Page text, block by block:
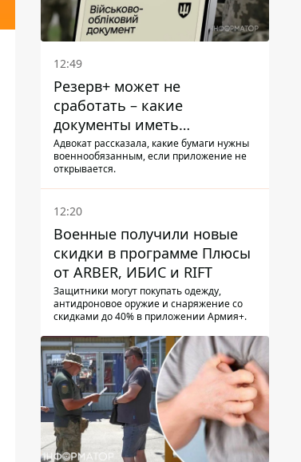
12:49
Резерв+ может не
сработать – какие
документы иметь
мужчинам, чтобы не
попасть в ТЦК
Адвокат рассказала, какие бумаги нужны
военнообязанным, если приложение не
открывается.
12:20
Военные получили новые
скидки в программе Плюсы
от ARBER, ИБИС и RIFT
Защитники могут покупать одежду,
антидроновое оружие и снаряжение со
скидками до 40% в приложении Армия+.